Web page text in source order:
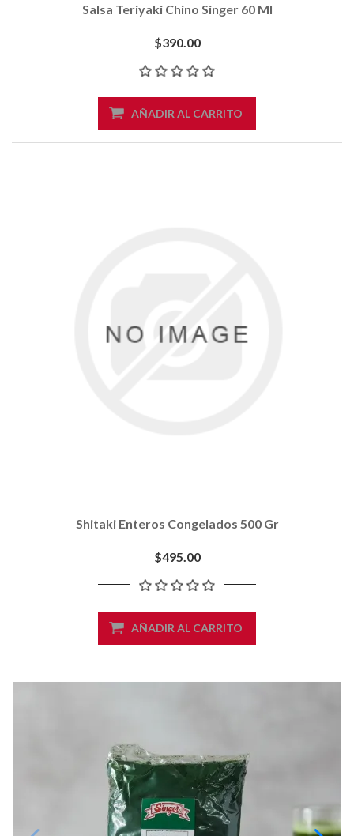
Salsa Teriyaki Chino Singer 60 Ml
$390.00
AÑADIR AL CARRITO
Shitaki Enteros Congelados 500 Gr
$495.00
AÑADIR AL CARRITO